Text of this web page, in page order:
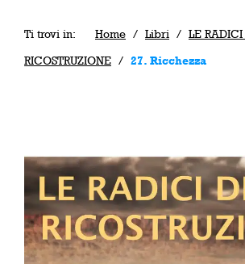
Ti trovi in: Home / Libri / LE RADICI
RICOSTRUZIONE / 27. Ricchezza